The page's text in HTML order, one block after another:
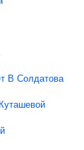
В Солдатова